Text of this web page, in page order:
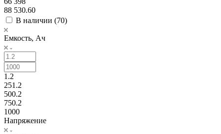
88 530.60
В наличии (70)
Емкость, Ач
1.2
251.2
500.2
750.2
1000
Напряжение